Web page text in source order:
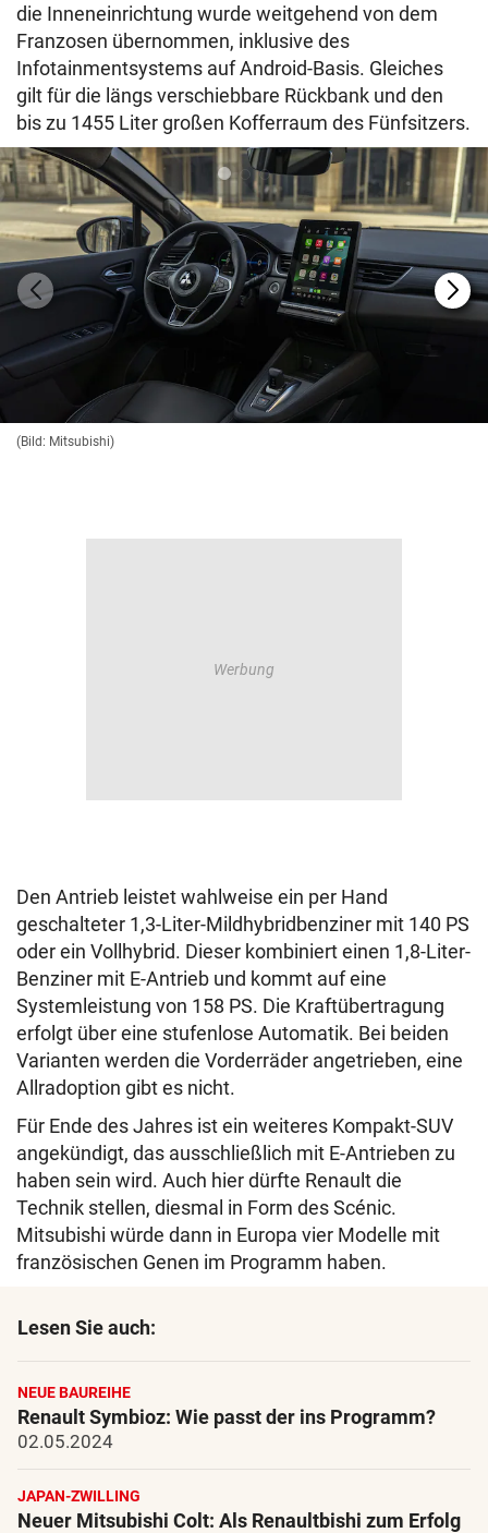
die Inneneinrichtung wurde weitgehend von dem
Franzosen übernommen, inklusive des
Infotainmentsystems auf Android-Basis. Gleiches
gilt für die längs verschiebbare Rückbank und den
bis zu 1455 Liter großen Kofferraum des Fünfsitzers.
(Bild: Mitsubishi)
Den Antrieb leistet wahlweise ein per Hand
geschalteter 1,3-Liter-Mildhybridbenziner mit 140 PS
oder ein Vollhybrid. Dieser kombiniert einen 1,8-Liter-
Benziner mit E-Antrieb und kommt auf eine
Systemleistung von 158 PS. Die Kraftübertragung
erfolgt über eine stufenlose Automatik. Bei beiden
Varianten werden die Vorderräder angetrieben, eine
Allradoption gibt es nicht.
Für Ende des Jahres ist ein weiteres Kompakt-SUV
angekündigt, das ausschließlich mit E-Antrieben zu
haben sein wird. Auch hier dürfte Renault die
Technik stellen, diesmal in Form des Scénic.
Mitsubishi würde dann in Europa vier Modelle mit
französischen Genen im Programm haben.
Lesen Sie auch:
NEUE BAUREIHE
Renault Symbioz: Wie passt der ins Programm?
02.05.2024
JAPAN-ZWILLING
Neuer Mitsubishi Colt: Als Renaultbishi zum Erfolg